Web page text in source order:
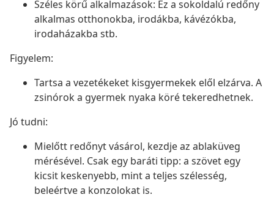
Széles körű alkalmazások: Ez a sokoldalú redőny
alkalmas otthonokba, irodákba, kávézókba,
irodaházakba stb.
Figyelem:
Tartsa a vezetékeket kisgyermekek elől elzárva. A
zsinórok a gyermek nyaka köré tekeredhetnek.
Jó tudni:
Mielőtt redőnyt vásárol, kezdje az ablaküveg
mérésével. Csak egy baráti tipp: a szövet egy
kicsit keskenyebb, mint a teljes szélesség,
beleértve a konzolokat is.